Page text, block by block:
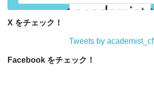
X をチェック！
Tweets by academist_cf
Facebook をチェック！